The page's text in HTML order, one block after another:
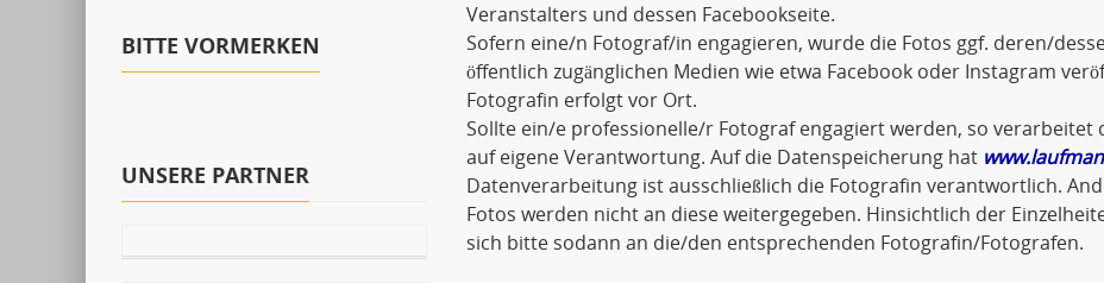
BITTE VORMERKEN
UNSERE PARTNER
Veranstalters und dessen Facebookseite.
Sofern eine/n Fotograf/in engagieren, wurde die Fotos ggf. deren/
öffentlich zugänglichen Medien wie etwa Facebook oder Instagram
Fotografin erfolgt vor Ort.
Sollte ein/e professionelle/r Fotograf engagiert werden, so
auf eigene Verantwortung. Auf die Datenspeicherung hat
Datenverarbeitung ist ausschließlich die Fotografin verantwortlich.
Fotos werden nicht an diese weitergegeben. Hinsichtlich der
sich bitte sodann an die/den entsprechenden Fotografin/Fotografen.